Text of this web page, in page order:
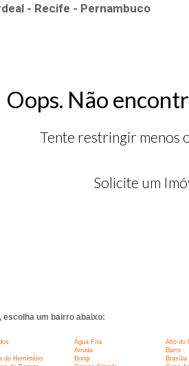
- Recife - Pernambuco
Oops. Não
Tente restringir menos
Solicite um
escolha um bairro abaixo:
Água Fria Alto do
Arruda Barro
do Hemetério Bongi Brasília